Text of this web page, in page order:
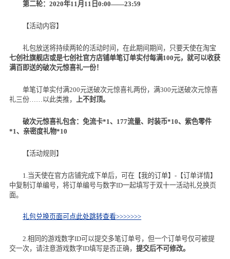
第二轮：2020年11月 11 日0:00——23:59
【活动内容】
礼包放送将持续两轮的活动时间，在此期间期间，只要天使在淘宝
七创社旗舰店或是七创社官方店铺单笔订单实付每满100元，就可以收获
满百即送的破次元惊喜礼一份！
单笔订单实付满200元送破次元惊喜礼两份，满300元送破次元惊喜
礼三份……以此类推， 上不封顶。
破次元惊喜礼包含：免流卡*1、 177流量、时装币*10、紫色零件
*1、亲密度礼物*10
【活动规则】
1.当天使在官方店铺完成下单后，可在【我的订单】- 【订单详情】
中复制订单编号，将订单编号与数字ID一起填写于双十一活动礼兑换页
面。
礼包兑换页面可点此处跳转查看>>>>>>>
2.相同的游戏数字ID可以提交多笔订单号，但一个订单号仅可被提
交一次，请注意游戏数字ID填写是否正确， 提交后不可修改。